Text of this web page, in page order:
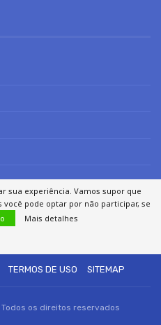
TERMOS DE USO SITEMAP
os direitos reservados
sua experiência. Vamos supor que
pode optar por não participar, se
Mais detalhes